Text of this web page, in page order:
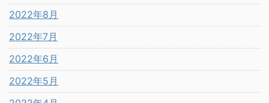
2022年8月
2022年7月
2022年6月
2022年5月